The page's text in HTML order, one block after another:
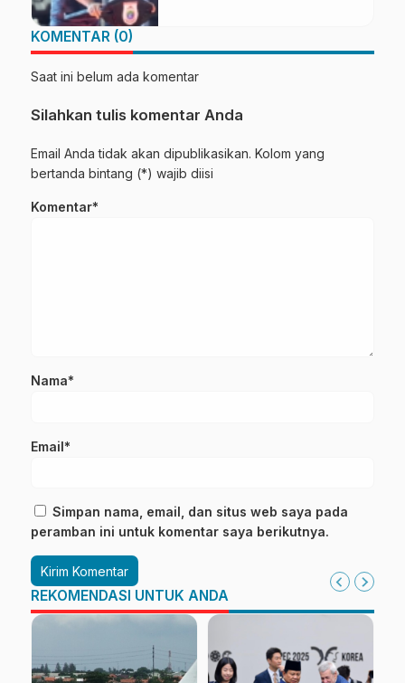
KOMENTAR (0)
Saat ini belum ada komentar
Silahkan tulis komentar Anda
Email Anda tidak akan dipublikasikan. Kolom yang
bertanda bintang (*) wajib diisi
Komentar*
Nama*
Email*
Simpan nama, email, dan situs web saya pada
peramban ini untuk komentar saya berikutnya.
REKOMENDASI UNTUK ANDA